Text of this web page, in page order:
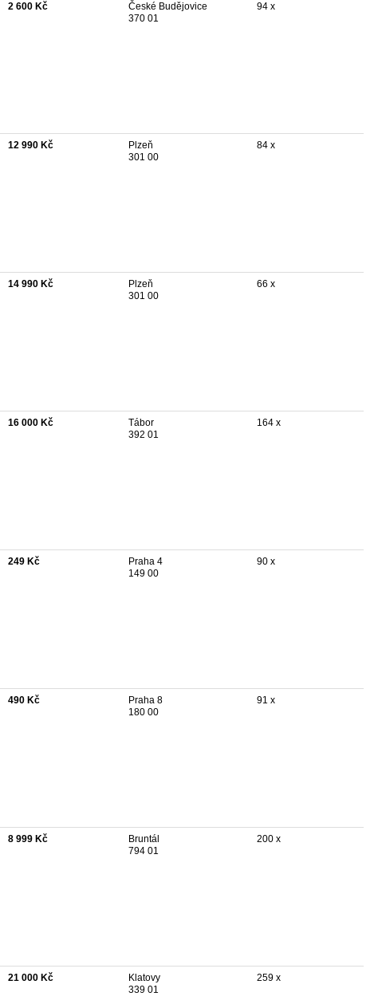
2 600 Kč
České Budějovice
370 01
94 x
12 990 Kč
Plzeň
301 00
84 x
14 990 Kč
Plzeň
301 00
66 x
16 000 Kč
Tábor
392 01
164 x
249 Kč
Praha 4
149 00
90 x
490 Kč
Praha 8
180 00
91 x
8 999 Kč
Bruntál
794 01
200 x
21 000 Kč
Klatovy
339 01
259 x